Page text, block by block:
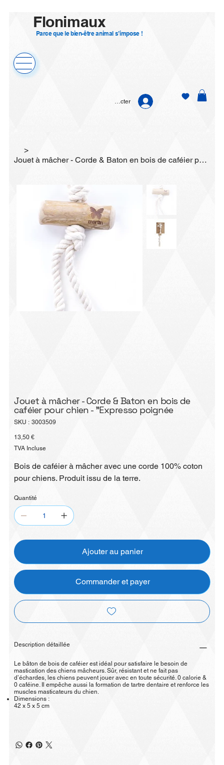
Flonimaux
Parce que le bien-être animal s’impose !
Se connecter
>
Jouet à mâcher - Corde & Baton en bois de caféier pour chien - "Expresso poignée
Jouet à mâcher - Corde & Baton en bois de
caféier pour chien - "Expresso poignée
SKU : SKU
3003509
Prix
13,50 €
TVA Incluse
Bois de caféier à mâcher avec une corde 100% coton
pour chiens. Produit issu de la terre.
Quantité
Ajouter au panier
Commander et payer
Description détaillée
Le bâton de bois de caféier est idéal pour satisfaire le besoin de
mastication des chiens mâcheurs. Sûr, résistant et ne fait pas
d’échardes, les chiens peuvent jouer avec en toute sécurité. 0 calorie &
0 caféine. Il empêche aussi la formation de tartre dentaire et renforce les
muscles masticateurs du chien.
Dimensions :
42 x 5 x 5 cm